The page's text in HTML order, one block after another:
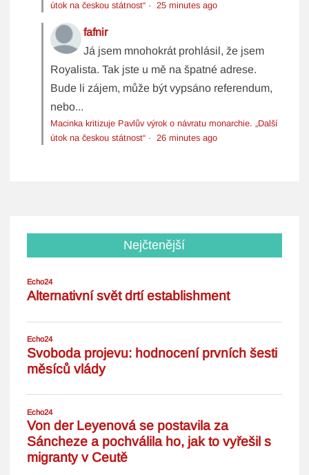
útok na českou státnost“ ·25 minutes ago
fafnir
Já jsem mnohokrát prohlásil, že jsem
Royalista. Tak jste u mě na špatné adrese.
Bude li zájem, může být vypsáno referendum,
nebo...
Macinka kritizuje Pavlův výrok o návratu monarchie. „Další
útok na českou státnost“ ·26 minutes ago
Nejčtenější